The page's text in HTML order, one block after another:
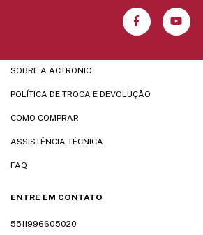
SOBRE A ACTRONIC
POLÍTICA DE TROCA E DEVOLUÇÃO
COMO COMPRAR
ASSISTÊNCIA TÉCNICA
FAQ
ENTRE EM CONTATO
5511996605020